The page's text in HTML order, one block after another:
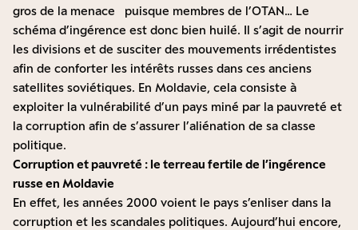
gros de la menace puisque membres de l’OTAN… Le
schéma d’ingérence est donc bien huilé. Il s’agit de nourrir
les divisions et de susciter des mouvements irrédentistes
afin de conforter les intérêts russes dans ces anciens
satellites soviétiques. En Moldavie, cela consiste à
exploiter la vulnérabilité d’un pays miné par la pauvreté et
la corruption afin de s’assurer l’aliénation de sa classe
politique.
Corruption et pauvreté : le terreau fertile de l’ingérence
russe en Moldavie
En effet, les années 2000 voient le pays s’enliser dans la
corruption et les scandales politiques. Aujourd’hui encore,